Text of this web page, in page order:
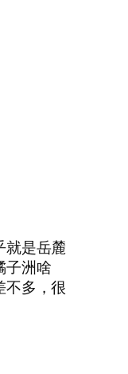
就是岳麓
子洲啥
不多，很